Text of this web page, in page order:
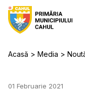
Acasă Media
01 Februarie 2021